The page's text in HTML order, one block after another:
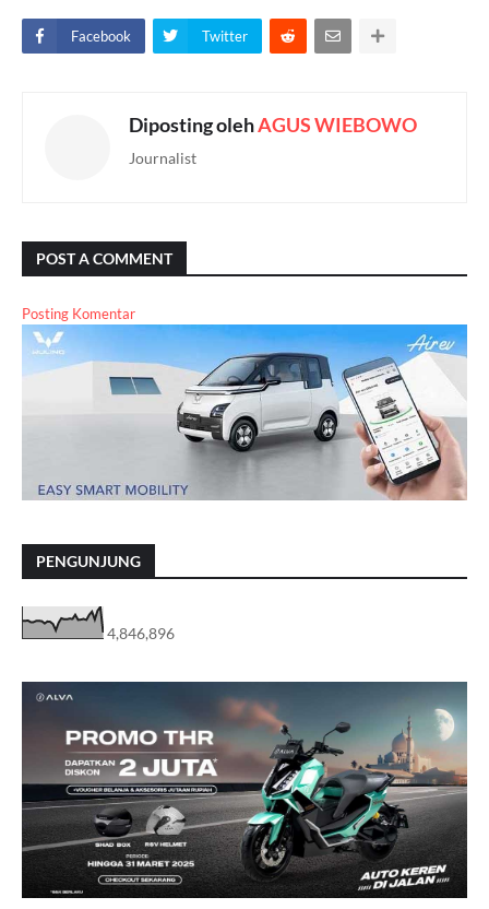
Facebook Twitter
Diposting olehAGUS WIEBOWO
Journalist
POST A COMMENT
Posting Komentar
PENGUNJUNG
4,846,896